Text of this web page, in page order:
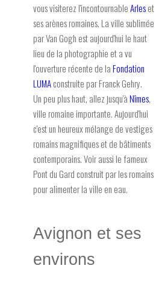
vous visiterez l'incontournableArleset
ses arènes romaines. La ville sublimée
par Van Gogh est aujourd'hui le haut
lieu de la photographie et a vu
l'ouverture récente de laFondation
LUMAconstruite par Franck Gehry.
Un peu plus haut, allez jusqu'àNîmes,
ville romaine importante. Aujourd'hui
c'est un heureux mélange de vestiges
romains magnifiques et de bâtiments
contemporains. Voir aussi le fameux
Pont du Gard construit par les romains
pour alimenter la ville en eau.
Avignon et ses
environs